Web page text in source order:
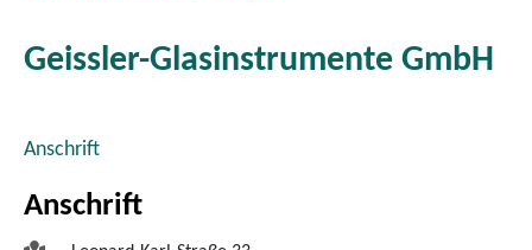
Geissler-Glasinstrumente GmbH
Anschrift
Anschrift